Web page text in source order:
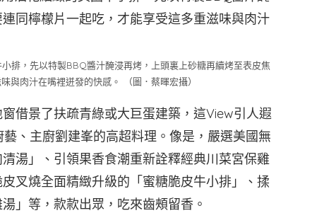
排，先以特製BBQ醬汁醃浸再烤，上頭裏上砂糖再續烤至表皮焦
與肉汁在嘴裡迸發的快感。 （圖．蔡暉宏攝）
借景了扶疏青綠或大巨蛋建築，這View引人遐
、主廚劉建峯的高超料理。像是，嚴選美國無
湯」、引領果香食潮重新詮釋經典川菜宮保雞
叉燒全面精緻升級的「蜜糖脆皮牛小排」、揉
」等，款款出眾，吃來齒頰留香。